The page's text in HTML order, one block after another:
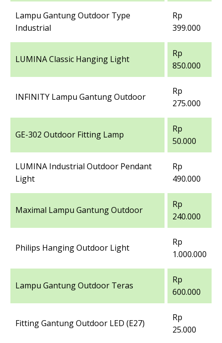
Lampu Gantung Outdoor Type
Industrial
Rp
399.000
LUMINA Classic Hanging Light
Rp
850.000
INFINITY Lampu Gantung Outdoor
Rp
275.000
GE-302 Outdoor Fitting Lamp
Rp
50.000
LUMINA Industrial Outdoor Pendant
Light
Rp
490.000
Maximal Lampu Gantung Outdoor
Rp
240.000
Philips Hanging Outdoor Light
Rp
1.000.000
Lampu Gantung Outdoor Teras
Rp
600.000
Fitting Gantung Outdoor LED (E27)
Rp
25.000